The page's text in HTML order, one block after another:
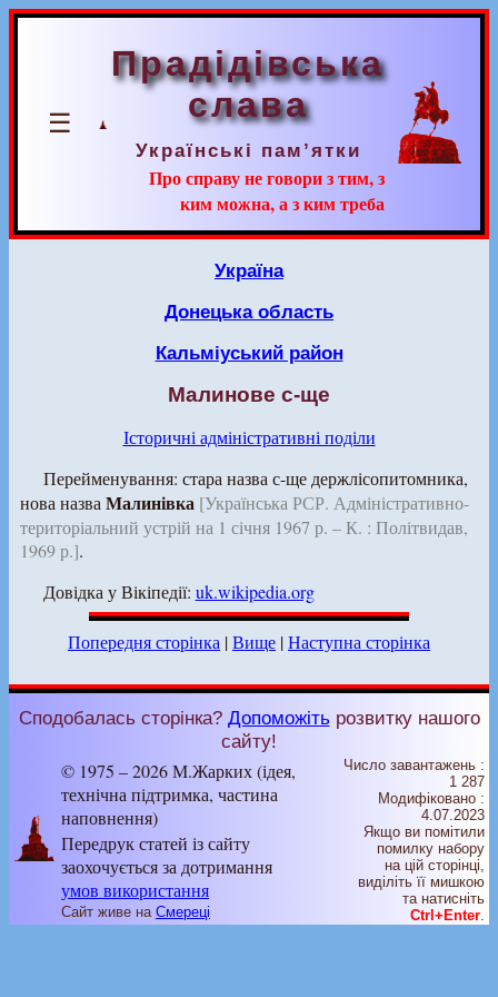
☰
Прадідівська
слава
Українські пам’ятки
Про справу не говори з тим, з
ким можна, а з ким треба
Україна
Донецька область
Кальміуський район
Малинове с-ще
Історичні адміністративні поділи
Перейменування: стара назва с-ще держлісопитомника,
нова назва Малинівка [Українська РСР. Адміністративно-
територіальний устрій на 1 січня 1967 р. – К. : Політвидав,
1969 р.].
Довідка у Вікіпедії: uk.wikipedia.org
Попередня сторінка |Вище |Наступна сторінка
Сподобалась сторінка? Допоможітьрозвитку нашого
сайту!
© 1975 – 2026 М.Жарких (ідея,
технічна підтримка, частина
наповнення)
Передрук статей із сайту
заохочується за дотримання
умов використання
Сайт живе на Смереці
Число завантажень :
1 287
Модифіковано :
4.07.2023
Якщо ви помітили
помилку набору
на цiй сторiнцi,
видiлiть її мишкою
та натисніть
Ctrl+Enter.